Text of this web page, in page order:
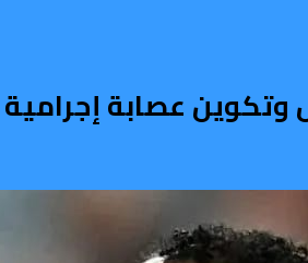
وتكوين عصابة إجرامية